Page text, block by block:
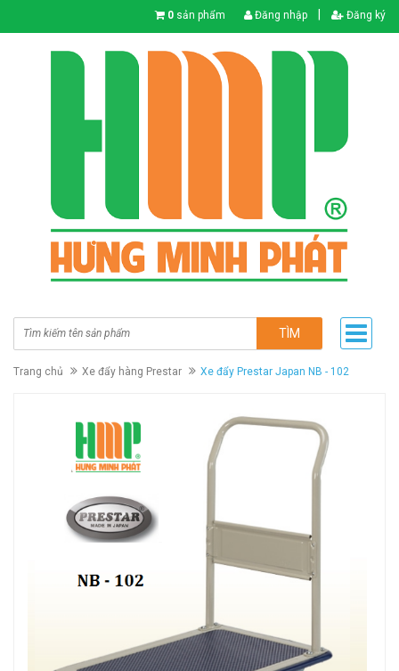
0 sản phẩm Đăng nhập Đăng ký
TÌM
Trang chủ Xe đẩy hàng Prestar Xe đẩy Prestar Japan NB - 102